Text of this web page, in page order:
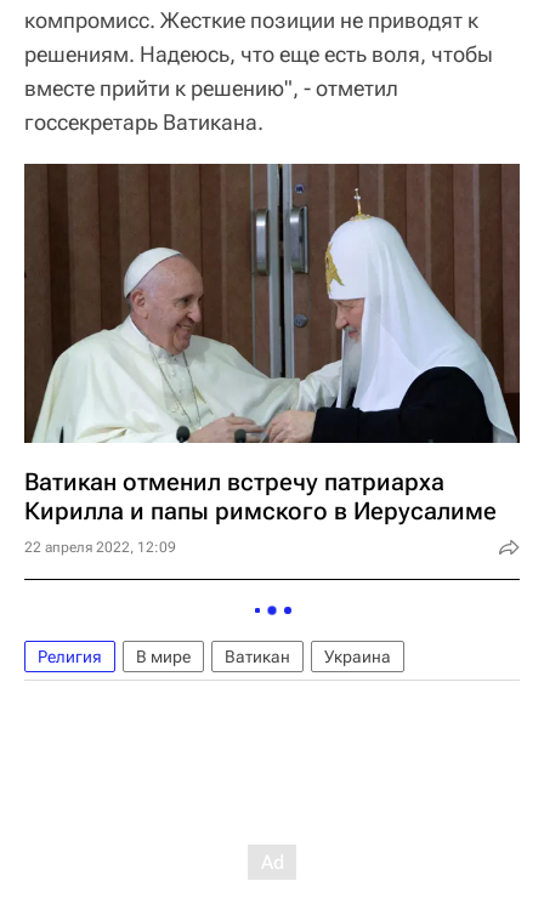
компромисс. Жесткие позиции не приводят к
решениям. Надеюсь, что еще есть воля, чтобы
вместе прийти к решению", - отметил
госсекретарь Ватикана.
Ватикан отменил встречу патриарха
Кирилла и папы римского в Иерусалиме
22 апреля 2022, 12:09
Религия В мире Ватикан Украина